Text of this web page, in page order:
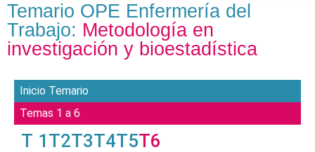
Temario OPE Enfermería del
Trabajo: Metodología en
investigación y bioestadística
Inicio Temario
Temas 1 a 6
T 1 T2T3T4T5T6